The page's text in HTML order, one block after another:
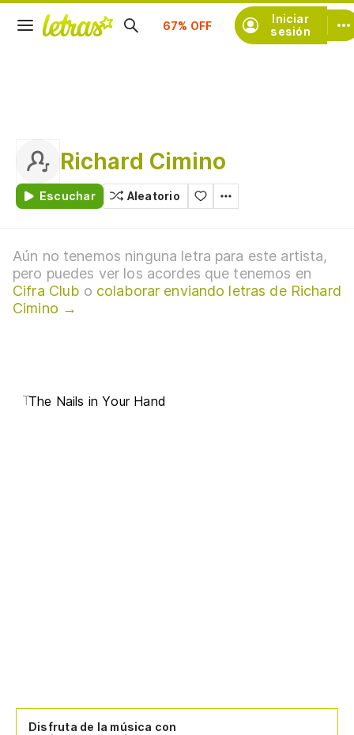
Iniciar
sesión
Suscríbete
Richard Cimino
Escuchar Aleatorio
Aún no tenemos ninguna letra para este artista,
pero puedes ver los acordes que tenemos en
Cifra Club o colaborar enviando letras de Richard
Cimino →
TThe Nails in Your Hand
Disfruta de la música con